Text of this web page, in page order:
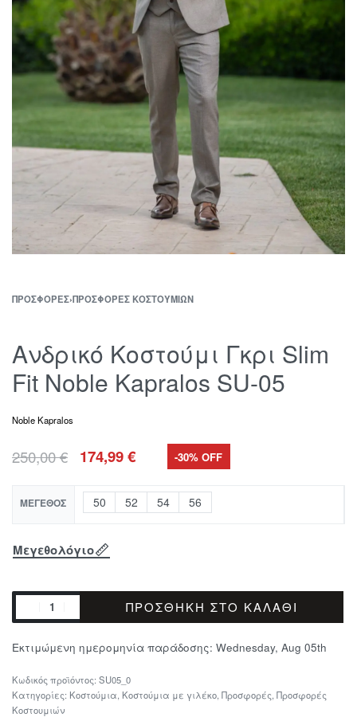
ΠΡΟΣΦΟΡΈΣ›ΠΡΟΣΦΟΡΈΣ ΚΟΣΤΟΥΜΙΏΝ
Ανδρικό Κοστούμι Γκρι Slim
Fit Noble Kapralos SU-05
Noble Kapralos
250,00€ 174,99€ -30% OFF
ΜΈΓΕΘΟΣ 50 52 54 56
Μεγεθολόγιο
ΠΡΟΣΘΉΚΗ ΣΤΟ ΚΑΛΆΘΙ
Εκτιμώμενη ημερομηνία παράδοσης: Wednesday, Aug 05th
SU05_0
Κατηγορίες: Κοστούμια Κοστούμια με γιλέκο Προσφορές Προσφορές
Κοστουμιών